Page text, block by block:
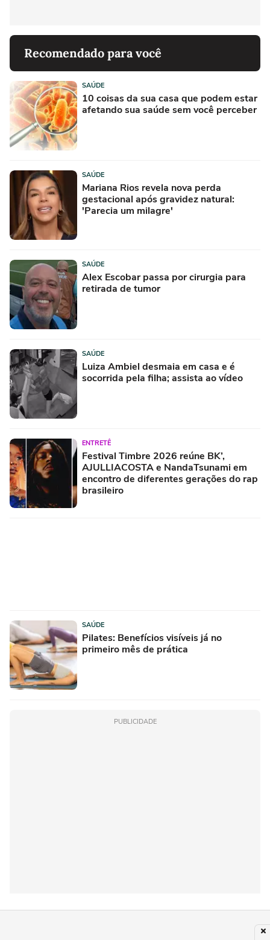
Recomendado para você
SAÚDE
10 coisas da sua casa que podem estar
afetando sua saúde sem você perceber
SAÚDE
Mariana Rios revela nova perda
gestacional após gravidez natural:
'Parecia um milagre'
SAÚDE
Alex Escobar passa por cirurgia para
retirada de tumor
SAÚDE
Luiza Ambiel desmaia em casa e é
socorrida pela filha; assista ao vídeo
ENTRETÊ
Festival Timbre 2026 reúne BK’,
AJULLIACOSTA e NandaTsunami em
encontro de diferentes gerações do rap
brasileiro
SAÚDE
Pilates: Benefícios visíveis já no
primeiro mês de prática
PUBLICIDADE